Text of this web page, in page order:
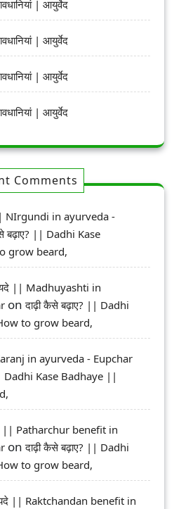
| आयुर्वेद
| आयुर्वेद
| आयुर्वेद
| आयुर्वेद
Comments
in ayurveda -
बढ़ाए? || Dadhi Kase
grow beard,
|| Madhuyashti in
onदाढ़ी कैसे बढ़ाए? || Dadhi
to grow beard,
in ayurveda - Eupchar
Dadhi Kase Badhaye ||
|| Patharchur benefit in
onदाढ़ी कैसे बढ़ाए? || Dadhi
to grow beard,
|| Raktchandan benefit in